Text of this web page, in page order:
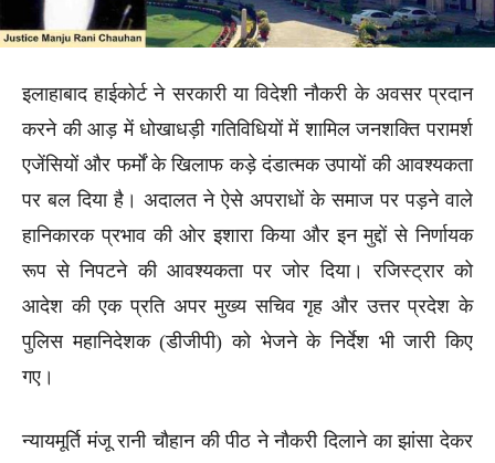
इलाहाबाद हाईकोर्ट ने सरकारी या विदेशी नौकरी के अवसर प्रदान
करने की आड़ में धोखाधड़ी गतिविधियों में शामिल जनशक्ति परामर्श
एजेंसियों और फर्मों के खिलाफ कड़े दंडात्मक उपायों की आवश्यकता
पर बल दिया है। अदालत ने ऐसे अपराधों के समाज पर पड़ने वाले
हानिकारक प्रभाव की ओर इशारा किया और इन मुद्दों से निर्णायक
रूप से निपटने की आवश्यकता पर जोर दिया। रजिस्ट्रार को
आदेश की एक प्रति अपर मुख्य सचिव गृह और उत्तर प्रदेश के
पुलिस महानिदेशक (डीजीपी) को भेजने के निर्देश भी जारी किए
गए।
न्यायमूर्ति मंजू रानी चौहान की पीठ ने नौकरी दिलाने का झांसा देकर